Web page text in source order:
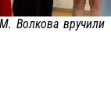
Волкова вручили